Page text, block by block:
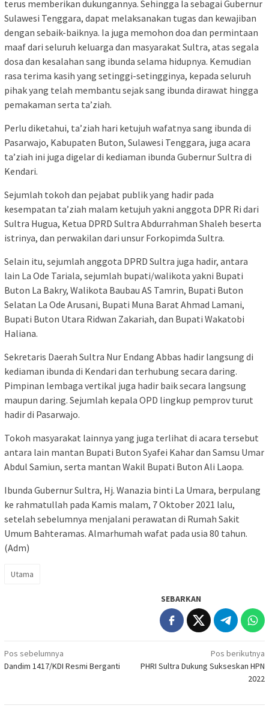
terus memberikan dukungannya. Sehingga Ia sebagai Gubernur
Sulawesi Tenggara, dapat melaksanakan tugas dan kewajiban
dengan sebaik-baiknya. Ia juga memohon doa dan permintaan
maaf dari seluruh keluarga dan masyarakat Sultra, atas segala
dosa dan kesalahan sang ibunda selama hidupnya. Kemudian
rasa terima kasih yang setinggi-setingginya, kepada seluruh
pihak yang telah membantu sejak sang ibunda dirawat hingga
pemakaman serta ta’ziah.
Perlu diketahui, ta’ziah hari ketujuh wafatnya sang ibunda di
Pasarwajo, Kabupaten Buton, Sulawesi Tenggara, juga acara
ta’ziah ini juga digelar di kediaman ibunda Gubernur Sultra di
Kendari.
Sejumlah tokoh dan pejabat publik yang hadir pada
kesempatan ta’ziah malam ketujuh yakni anggota DPR Ri dari
Sultra Hugua, Ketua DPRD Sultra Abdurrahman Shaleh beserta
istrinya, dan perwakilan dari unsur Forkopimda Sultra.
Selain itu, sejumlah anggota DPRD Sultra juga hadir, antara
lain La Ode Tariala, sejumlah bupati/walikota yakni Bupati
Buton La Bakry, Walikota Baubau AS Tamrin, Bupati Buton
Selatan La Ode Arusani, Bupati Muna Barat Ahmad Lamani,
Bupati Buton Utara Ridwan Zakariah, dan Bupati Wakatobi
Haliana.
Sekretaris Daerah Sultra Nur Endang Abbas hadir langsung di
kediaman ibunda di Kendari dan terhubung secara daring.
Pimpinan lembaga vertikal juga hadir baik secara langsung
maupun daring. Sejumlah kepala OPD lingkup pemprov turut
hadir di Pasarwajo.
Tokoh masyarakat lainnya yang juga terlihat di acara tersebut
antara lain mantan Bupati Buton Syafei Kahar dan Samsu Umar
Abdul Samiun, serta mantan Wakil Bupati Buton Ali Laopa.
Ibunda Gubernur Sultra, Hj. Wanazia binti La Umara, berpulang
ke rahmatullah pada Kamis malam, 7 Oktober 2021 lalu,
setelah sebelumnya menjalani perawatan di Rumah Sakit
Umum Bahteramas. Almarhumah wafat pada usia 80 tahun.
(Adm)
Utama
SEBARKAN
Navigasi
pos
Pos sebelumnya
Dandim 1417/KDI Resmi Berganti
Pos berikutnya
PHRI Sultra Dukung Sukseskan HPN
2022